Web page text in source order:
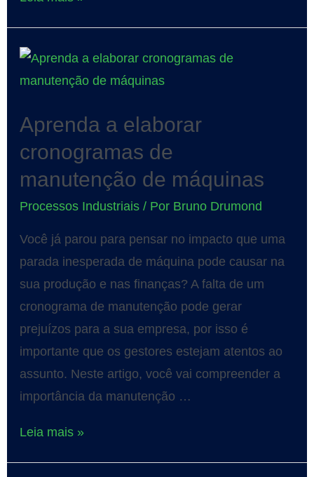
Aprenda a elaborar
cronogramas de
manutenção de máquinas
Processos Industriais/ Por Bruno Drumond
Você já parou para pensar no impacto que uma
parada inesperada de máquina pode causar na
sua produção e nas finanças? A falta de um
cronograma de manutenção pode gerar
prejuízos para a sua empresa, por isso é
importante que os gestores estejam atentos ao
assunto. Neste artigo, você vai compreender a
importância da manutenção …
Leia mais »